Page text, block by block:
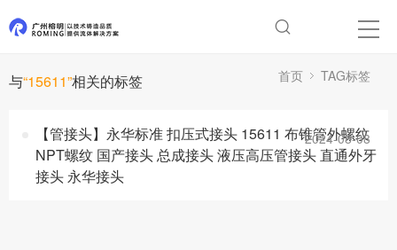
与“15611”相关的标签 首页 TAG标签
【管接头】永华标准 扣压式接头 15611 布锥管外螺纹
NPT螺纹 国产接头 总成接头 液压高压管接头 直通外牙
接头 永华接头
2024-08-08